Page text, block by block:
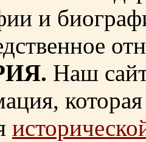
и
Наш
которая